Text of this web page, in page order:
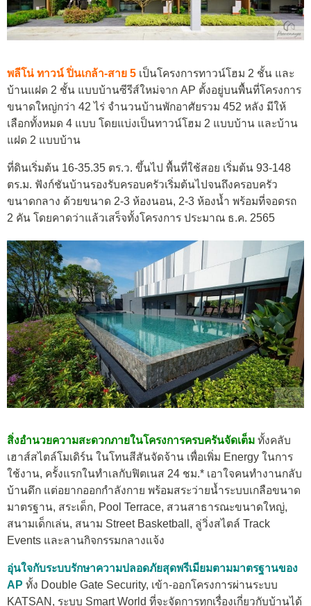
พลีโน่ ทาวน์ ปิ่นเกล้า-สาย 5 เป็นโครงการทาวน์โฮม 2 ชั้น และ
บ้านแฝด 2 ชั้น แบบบ้านซีรีส์ใหม่จาก AP ตั้งอยู่บนพื้นที่โครงการ
ขนาดใหญ่กว่า 42 ไร่ จำนวนบ้านพักอาศัยรวม 452 หลัง มีให้
เลือกทั้งหมด 4 แบบ โดยแบ่งเป็นทาวน์โฮม 2 แบบบ้าน และบ้าน
แฝด 2 แบบบ้าน
ที่ดินเริ่มต้น 16-35.35 ตร.ว. ขึ้นไป พื้นที่ใช้สอย เริ่มต้น 93-148
ตร.ม. ฟังก์ชันบ้านรองรับครอบครัวเริ่มต้นไปจนถึงครอบครัว
ขนาดกลาง ด้วยขนาด 2-3 ห้องนอน, 2-3 ห้องน้ำ พร้อมที่จอดรถ
2 คัน โดยคาดว่าแล้วเสร็จทั้งโครงการ ประมาณ ธ.ค. 2565
สิ่งอำนวยความสะดวกภายในโครงการครบครันจัดเต็ม ทั้งคลับ
เฮาส์สไตล์โมเดิร์น ในโทนสีสันจัดจ้าน เพื่อเพิ่ม Energy ในการ
ใช้งาน, ครั้งแรกในทำเลกับฟิตเนส 24 ชม.* เอาใจคนทำงานกลับ
บ้านดึก แต่อยากออกกำลังกาย พร้อมสระว่ายน้ำระบบเกลือขนาด
มาตรฐาน, สระเด็ก, Pool Terrace, สวนสาธารณะขนาดใหญ่,
สนามเด็กเล่น, สนาม Street Basketball, ลู่วิ่งสไตล์ Track
Events และลานกิจกรรมกลางแจ้ง
อุ่นใจกับระบบรักษาความปลอดภัยสุดพรีเมียมตามมาตรฐานของ
AP ทั้ง Double Gate Security, เข้า-ออกโครงการผ่านระบบ
KATSAN, ระบบ Smart World ที่จะจัดการทุกเรื่องเกี่ยวกับบ้านได้